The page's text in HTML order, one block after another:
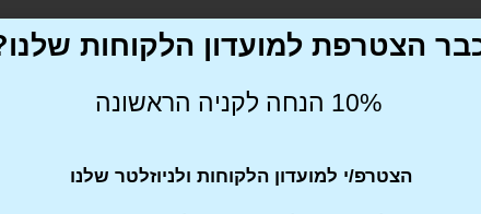
הצטרפת למועדון הלקוחות
10% הנחה לקניה הראשונה
הצטרפ/י למועדון הלקוחות ולניוזלטר שלנו